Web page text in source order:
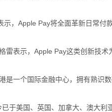
，Apple Pay将全面革新日常付
表示，Apple Pay这类创新技术
一个国际金融中心，拥有熟识
美国、英国、加拿大、澳大利